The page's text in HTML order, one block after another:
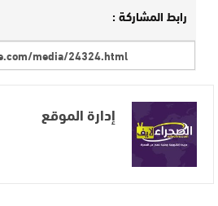
رابط المشاركة :
إدارة الموقع